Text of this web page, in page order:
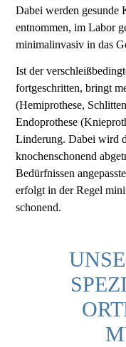
Dabei werden gesunde
entnommen, im Labor
minimalinvasiv in das
Ist der
fortgeschritten, bringt
(Hemiprothese,
Endoprothese
Linderung. Dabei wird
knochenschonend
Bedürfnissen
erfolgt in der Regel
schonend.